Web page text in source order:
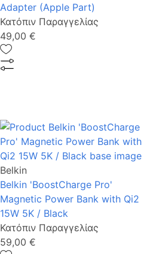
Adapter (Apple Part)
Κατόπιν Παραγγελίας
49,00 €
Belkin
Belkin 'BoostCharge Pro'
Magnetic Power Bank with Qi2
15W 5K / Black
Κατόπιν Παραγγελίας
59,00 €